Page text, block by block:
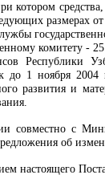
котором
размерах
комитету - 25
Республики
до 1 ноября 2004
развития и
совместно с
об
настоящего